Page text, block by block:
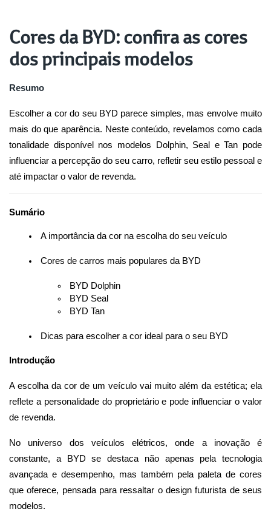
Cores da BYD: confira as cores
dos principais modelos
Resumo
Escolher a cor do seu BYD parece simples, mas envolve muito
mais do que aparência. Neste conteúdo, revelamos como cada
tonalidade disponível nos modelos Dolphin, Seal e Tan pode
influenciar a percepção do seu carro, refletir seu estilo pessoal e
até impactar o valor de revenda.
Sumário
A importância da cor na escolha do seu veículo
Cores de carros mais populares da BYD
BYD Dolphin
BYD Seal
BYD Tan
Dicas para escolher a cor ideal para o seu BYD
Introdução
A escolha da cor de um veículo vai muito além da estética; ela
reflete a personalidade do proprietário e pode influenciar o valor
de revenda.
No universo dos veículos elétricos, onde a inovação é
constante, a BYD se destaca não apenas pela tecnologia
avançada e desempenho, mas também pela paleta de cores
que oferece, pensada para ressaltar o design futurista de seus
modelos.